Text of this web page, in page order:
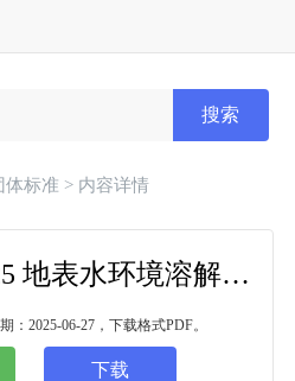
搜索
体标准 > 内容详情
T/CSES 201-2025 地表水环境溶解氧异常成因诊断技术指南
：2025-06-27，下载格式PDF。
下载